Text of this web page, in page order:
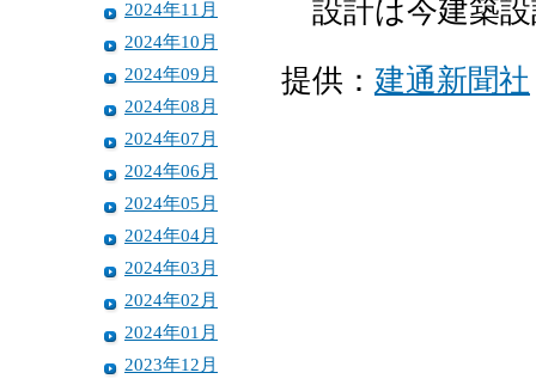
2024年11月
2024年10月
2024年09月
2024年08月
2024年07月
2024年06月
2024年05月
2024年04月
2024年03月
2024年02月
2024年01月
2023年12月
設計は今建築設
提供： 建通新聞社